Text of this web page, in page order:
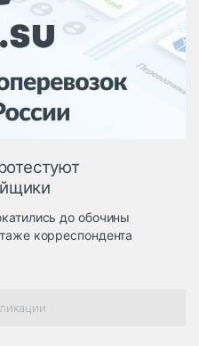
грузы
и
и
ВЭД
до обочины
корреспондента